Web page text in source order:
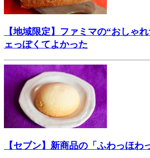
【地域限定】ファミマの“おしゃ
ェっぽくてよかった
【セブン】新商品の「ふわっほわ